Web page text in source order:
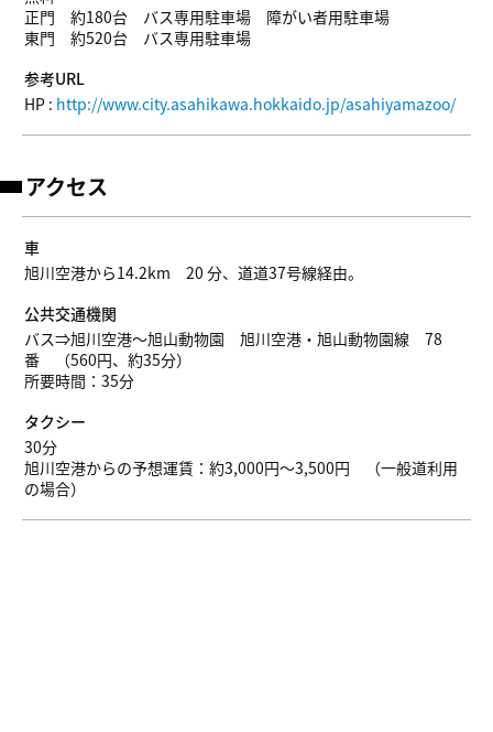
正門 約180台 バス専用駐車場 障がい者用駐車場
東門 約520台 バス専用駐車場
参考URL
HP : http://www.city.asahikawa.hokkaido.jp/asahiyamazoo/
アクセス
車
旭川空港から14.2km 20 分、道道37号線経由。
公共交通機関
バス⇒旭川空港～旭山動物園 旭川空港・旭山動物園線 78
番 （560円、約35分）
所要時間：35分
タクシー
30分
旭川空港からの予想運賃：約3,000円～3,500円 （一般道利用
の場合）